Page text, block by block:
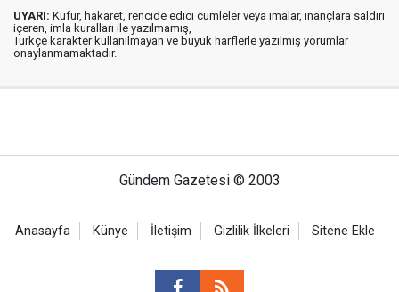
UYARI: Küfür, hakaret, rencide edici cümleler veya imalar, inançlara saldırı
içeren, imla kuralları ile yazılmamış,
Türkçe karakter kullanılmayan ve büyük harflerle yazılmış yorumlar
onaylanmamaktadır.
Gündem Gazetesi © 2003
Anasayfa Künye İletişim Gizlilik İlkeleri Sitene Ekle